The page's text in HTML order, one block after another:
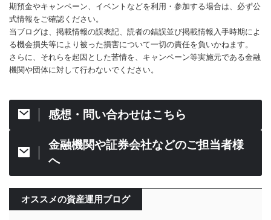
期預金やキャンペーン、イベントなどを利用・参加する場合は、必ず公
式情報をご確認ください。
当ブログは、掲載情報の誤表記、読者の錯誤並び掲載情報入手時期によ
る機会損失等により被った損害について一切の責任を負いかねます。
さらに、それらを起因とした苦情を、キャンペーン等実施元である金融
機関や団体に対して行わないでください。
感想・問い合わせはこちら
金融機関や証券会社などのご担当者様
へ
オススメの資産運用ブログ